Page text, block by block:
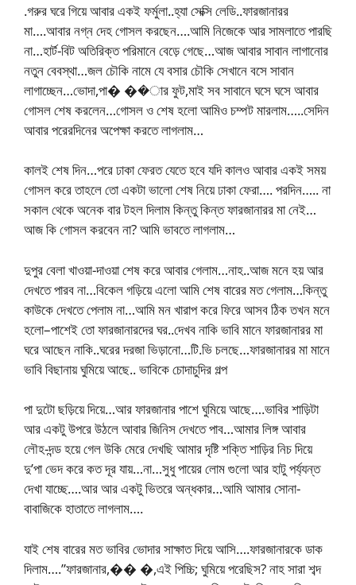
.গরুর ঘরে গিয়ে আবার একই ফর্মুলা..হ্যা সেক্সি লেডি..ফারজানারর
মা….আবার নগ্ন দেহ গোসল করছেন….আমি নিজেকে আর সামলাতে পারছি
না…হার্ট-বিট অতিরিক্ত পরিমানে বেড়ে গেছে…আজ আবার সাবান লাগানোর
নতুন বেবস্থা…জল চৌকি নামে যে বসার চৌকি সেখানে বসে সাবান
লাগাচ্ছেন…ভোদা,পা� ��ার ফুট,মাই সব সাবানে ঘসে ঘসে আবার
গোসল শেষ করলেন…গোসল ও শেষ হলো আমিও চম্পট মারলাম…..সেদিন
আবার পরেরদিনের অপেক্ষা করতে লাগলাম…
কালই শেষ দিন…পরে ঢাকা ফেরত যেতে হবে যদি কালও আবার একই সময়
গোসল করে তাহলে তো একটা ভালো শেষ নিয়ে ঢাকা ফেরা…. পরদিন….. না
সকাল থেকে অনেক বার টহল দিলাম কিন্তু কিন্ত ফারজানারর মা নেই…
আজ কি গোসল করবেন না? আমি ভাবতে লাগলাম…
দুপুর বেলা খাওয়া-দাওয়া শেষ করে আবার গেলাম…নাহ..আজ মনে হয় আর
দেখতে পারব না…বিকেল গড়িয়ে এলো আমি শেষ বারের মত গেলাম…কিন্তু
কাউকে দেখতে পেলাম না…আমি মন খারাপ করে ফিরে আসব ঠিক তখন মনে
হলো–পাশেই তো ফারজানারদের ঘর..দেখব নাকি ভাবি মানে ফারজানারর মা
ঘরে আছেন নাকি..ঘরের দরজা ভিড়ানো…টি.ভি চলছে…ফারজানারর মা মানে
ভাবি বিছানায় ঘুমিয়ে আছে.. ভাবিকে চোদাচুদির গল্প
পা দুটো ছড়িয়ে দিয়ে…আর ফারজানার পাশে ঘুমিয়ে আছে….ভাবির শাড়িটা
আর একটু উপরে উঠলে আবার জিনিস দেখতে পাব…আমার লিঙ্গ আবার
লৌহ-দন্ড হয়ে গেল উকি মেরে দেখছি আমার দৃষ্টি শক্তি শাড়ির নিচ দিয়ে
দু’পা ভেদ করে কত দূর যায়…না…সুধু পায়ের লোম গুলো আর হাটু পর্য্যন্ত
দেখা যাচ্ছে….আর আর একটু ভিতরে অন্ধকার…আমি আমার সোনা-
বাবাজিকে হাতাতে লাগলাম….
যাই শেষ বারের মত ভাবির ভোদার সাক্ষাত দিয়ে আসি….ফারজানারকে ডাক
দিলাম….”ফারজানার,�� �,এই পিচ্চি; ঘুমিয়ে পরেছিস? নাহ সারা শব্দ